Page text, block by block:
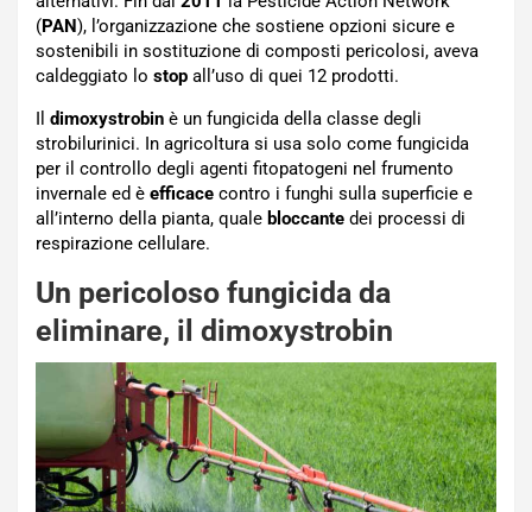
(PAN), l’organizzazione che sostiene opzioni sicure e
sostenibili in sostituzione di composti pericolosi, aveva
caldeggiato lo stop all’uso di quei 12 prodotti.
Il dimoxystrobin è un fungicida della classe degli
strobilurinici. In agricoltura si usa solo come fungicida
per il controllo degli agenti fitopatogeni nel frumento
invernale ed è efficace contro i funghi sulla superficie e
all’interno della pianta, quale bloccante dei processi di
respirazione cellulare.
Un pericoloso fungicida da
eliminare, il dimoxystrobin